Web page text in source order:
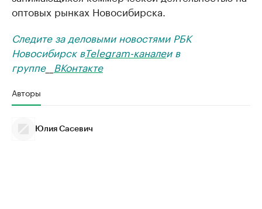
оптовых рынках Новосибирска.
Следите за деловыми новостями РБК
Новосибирск вTelegram-каналеи в
группе__ ВКонтакте
Авторы
Юлия Сасевич